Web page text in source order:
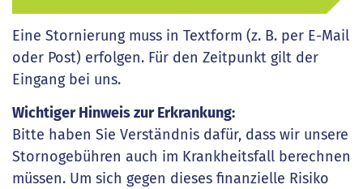
Eine Stornierung muss in Textform (z. B. per E-Mail
oder Post) erfolgen. Für den Zeitpunkt gilt der
Eingang bei uns.
Wichtiger Hinweis zur Erkrankung:
Bitte haben Sie Verständnis dafür, dass wir unsere
Stornogebühren auch im Krankheitsfall berechnen
müssen. Um sich gegen dieses finanzielle Risiko